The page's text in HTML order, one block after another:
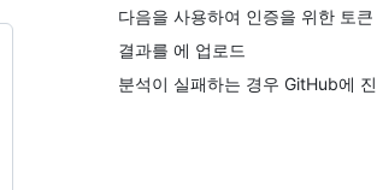
다음을 사용하여 인증을 위한 토
결과를 에 업로드
분석이 실패하는 경우 GitHub에